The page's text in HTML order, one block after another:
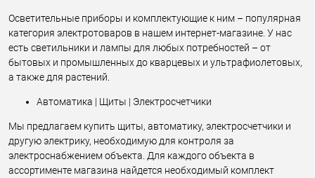
Осветительные приборы и комплектующие к ним – популярная
категория электротоваров в нашем интернет-магазине. У нас
есть светильники и лампы для любых потребностей – от
бытовых и промышленных до кварцевых и ультрафиолетовых,
а также для растений.
Автоматика | Щиты | Электросчетчики
Мы предлагаем купить щиты, автоматику, электросчетчики и
другую электрику, необходимую для контроля за
электроснабжением объекта. Для каждого объекта в
ассортименте магазина найдется необходимый комплект